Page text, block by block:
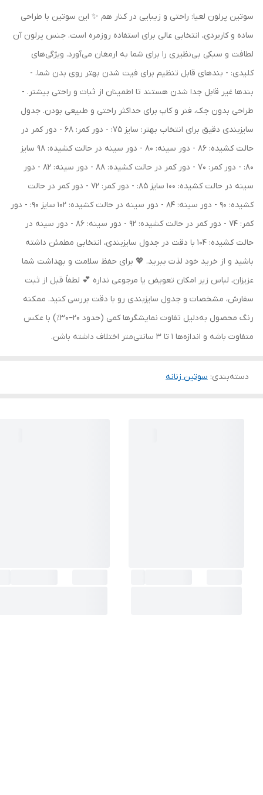
سوتین پرلون لعیا: راحتی و زیبایی در کنار هم ✨ این سوتین با طراحی
ساده و کاربردی، انتخابی عالی برای استفاده روزمره است. جنس پرلون آن
لطافت و سبکی بی‌نظیری را برای شما به ارمغان می‌آورد. ویژگی‌های
کلیدی: - بندهای قابل تنظیم برای فیت شدن بهتر روی بدن شما. -
بندها غیر قابل جدا شدن هستند تا اطمینان از ثبات و راحتی بیشتر. -
طراحی بدون جک، فنر و کاپ برای حداکثر راحتی و طبیعی بودن. جدول
سایزبندی دقیق برای انتخاب بهتر: سایز 75: - دور کمر: 68 - دور کمر در
حالت کشیده: 86 - دور سینه: 80 - دور سینه در حالت کشیده: 98 سایز
80: - دور کمر: 70 - دور کمر در حالت کشیده: 88 - دور سینه: 82 - دور
سینه در حالت کشیده: 100 سایز 85: - دور کمر: 72 - دور کمر در حالت
کشیده: 90 - دور سینه: 84 - دور سینه در حالت کشیده: 102 سایز 90: - دور
کمر: 74 - دور کمر در حالت کشیده: 92 - دور سینه: 86 - دور سینه در
حالت کشیده: 104 با دقت در جدول سایزبندی، انتخابی مطمئن داشته
باشید و از خرید خود لذت ببرید. 💖 برای حفظ سلامت و بهداشت شما
عزیزان، لباس زیر امکان تعویض یا مرجوعی نداره 💕 لطفاً قبل از ثبت
سفارش، مشخصات و جدول سایزبندی رو با دقت بررسی کنید. ممکنه
رنگ محصول به‌دلیل تفاوت نمایشگرها کمی (حدود ۲۰–۳۰٪) با عکس
متفاوت باشه و اندازه‌ها ۱ تا ۳ سانتی‌متر اختلاف داشته باشن.
دسته‌بندی: سوتین زنانه